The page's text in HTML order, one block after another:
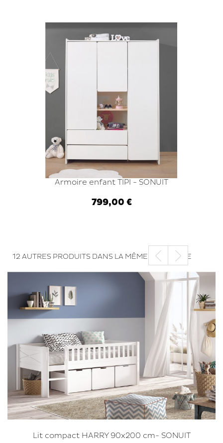
Armoire enfant TIPI - SONUIT
799,00 €
12 AUTRES PRODUITS DANS LA MÊME CATÉGORIE
Lit compact HARRY 90x200 cm- SONUIT